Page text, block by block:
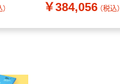
5373（直送品）
￥384,056 （税込）